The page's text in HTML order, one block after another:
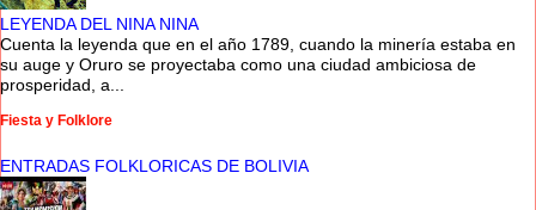
LEYENDA DEL NINA NINA
Cuenta la leyenda que en el año 1789, cuando la minería estaba en
su auge y Oruro se proyectaba como una ciudad ambiciosa de
prosperidad, a...
Fiesta y Folklore
ENTRADAS FOLKLORICAS DE BOLIVIA